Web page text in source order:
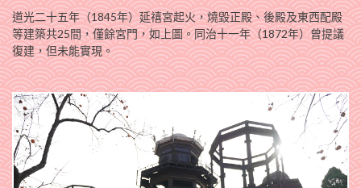
道光二十五年（1845年）延禧宮起火，燒毀正殿、後殿及東西配殿
等建築共25間，僅餘宮門，如上圖。同治十一年（1872年）曾提議
復建，但未能實現。